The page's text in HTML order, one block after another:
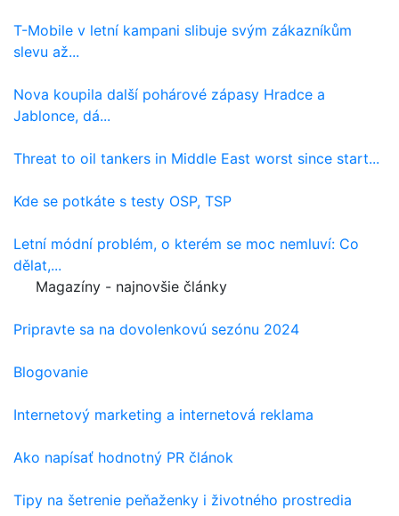
T-Mobile v letní kampani slibuje svým zákazníkům
slevu až...
Nova koupila další pohárové zápasy Hradce a
Jablonce, dá...
Threat to oil tankers in Middle East worst since start...
Kde se potkáte s testy OSP, TSP
Letní módní problém, o kterém se moc nemluví: Co
dělat,...
Magazíny - najnovšie články
Pripravte sa na dovolenkovú sezónu 2024
Blogovanie
Internetový marketing a internetová reklama
Ako napísať hodnotný PR článok
Tipy na šetrenie peňaženky i životného prostredia